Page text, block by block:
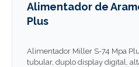
Alimentador de
Plus
Alimentador Miller S-74 Mpa
tubular, duplo display digital,